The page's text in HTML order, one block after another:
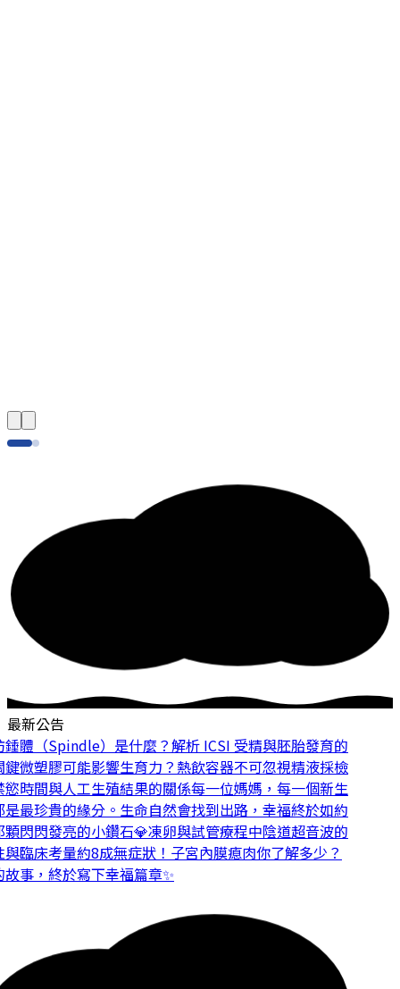
最新公告
體（Spindle）是什麼？解析 ICSI 受精與胚胎發育的
微塑膠可能影響生育力？熱飲容器不可忽視精液採檢
時間與人工生殖結果的關係每一位媽媽，每一個新生
最珍貴的緣分。 生命自然會找到出路，幸福終於如約
閃閃發亮的小鑽石💎凍卵與試管療程中陰道超音波的
臨床考量約8成無症狀！子宮內膜瘜肉你了解多少？
事，終於寫下幸福篇章✨